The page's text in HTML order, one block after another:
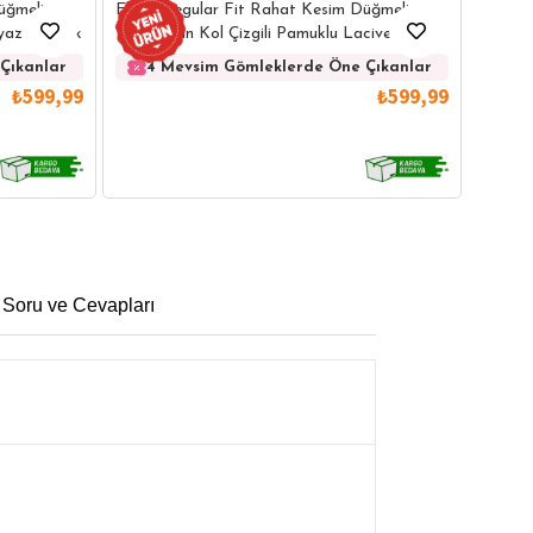
Gömlek
₺599,99
Erkek Regular Fit Rahat Kesim Düğmeli
Yaka Uzun Kol Çizgili Pamuklu Lacivert
Gömlek
4 Mevsim Gömleklerde Öne Çıkanlar
₺599,99
ve Cevapları